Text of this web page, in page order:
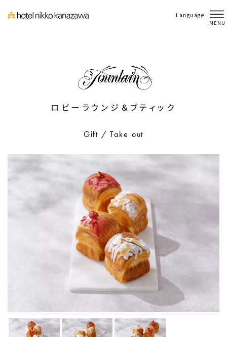
Language
MENU
ロビーラウンジ＆ブティック
Gift / Take out